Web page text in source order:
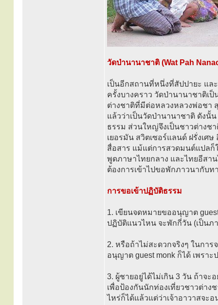
วัดป่านานาชาติ (Wat Pah
เป็นอีกสถานที่หนึ่งที่สัปปายะ แล
ครั้งบางคราว วัดป่านานาชาติเ
ต่างชาติที่มีต่อหลวงหลวงพ่อชา
แล้วว่าเป็นวัดป่านานาชาติ ดังนั้
ธรรม ส่วนใหญ่จึงเป็นชาวต่างช
เยอรมัน สวิตเซอร์แลนด์ ฝรั่งเศ
สื่อสาร แม้แต่การสวดมนต์แปลก็
พูดภาษาไทยกลาง และไทยอีสา
ต้องการเข้าไปขอพักภาวนากับท
การขอเข้าปฏิบัติธรรม
1. เขียนจดหมายขออนุญาต
ปฏิบัติแนวไหน จะพักกี่วัน (เป็นภ
2. หรือถ้าไม่สะดวกจริงๆ ในกา
อนุญาต guest monk ก็ได้ เพรา
3. ผู้ชายอยู่ได้ไม่เกิน 3 วัน ถ้าจ
เพื่อป้องกันนักท่องเที่ยวชาวต่า
ไหร่ก็ได้แล้วแต่ว่าเจ้าอาวาสจะ